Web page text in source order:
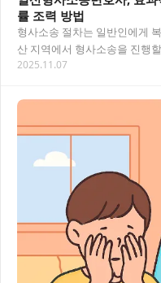
률 조력 방법
형사소송 절차는 일반인에게
산 지역에서 형사소송을 진행
거예요. 이 글에서는 일산형사
2025.11.07